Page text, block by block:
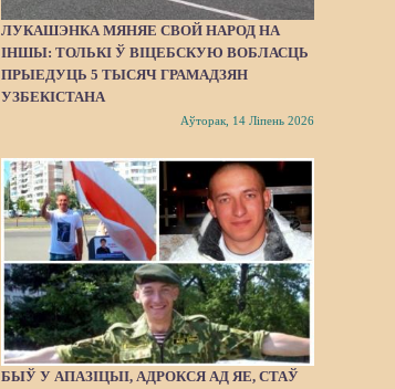
ЛУКАШЭНКА МЯНЯЕ СВОЙ НАРОД НА
ІНШЫ: ТОЛЬКІ Ў ВІЦЕБСКУЮ ВОБЛАСЦЬ
ПРЫЕДУЦЬ 5 ТЫСЯЧ ГРАМАДЗЯН
УЗБЕКІСТАНА
Аўторак, 14 Ліпень 2026
БЫЎ У АПАЗІЦЫІ, АДРОКСЯ АД ЯЕ, СТАЎ